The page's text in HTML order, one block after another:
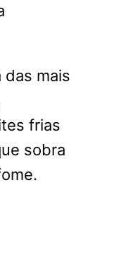
das mais
frias
sobra